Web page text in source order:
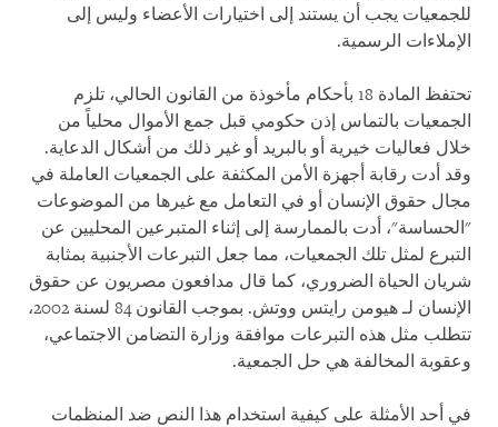
للجمعيات يجب أن يستند إلى اختيارات الأعضاء وليس إلى
الإملاءات الرسمية.
تحتفظ المادة 18 بأحكام مأخوذة من القانون الحالي، تلزم
الجمعيات بالتماس إذن حكومي قبل جمع الأموال محلياً من
خلال فعاليات خيرية أو بالبريد أو غير ذلك من أشكال الدعاية.
وقد أدت رقابة أجهزة الأمن المكثفة على الجمعيات العاملة في
مجال حقوق الإنسان أو في التعامل مع غيرها من الموضوعات
"الحساسة"، أدت بالممارسة إلى إثناء المتبرعين المحليين عن
التبرع لمثل تلك الجمعيات، مما جعل التبرعات الأجنبية بمثابة
شريان الحياة الضروري، كما قال مدافعون مصريون عن حقوق
الإنسان لـ هيومن رايتس ووتش. بموجب القانون 84 لسنة 2002،
تتطلب مثل هذه التبرعات موافقة وزارة التضامن الاجتماعي،
وعقوبة المخالفة هي حل الجمعية.
في أحد الأمثلة على كيفية استخدام هذا النص ضد المنظمات